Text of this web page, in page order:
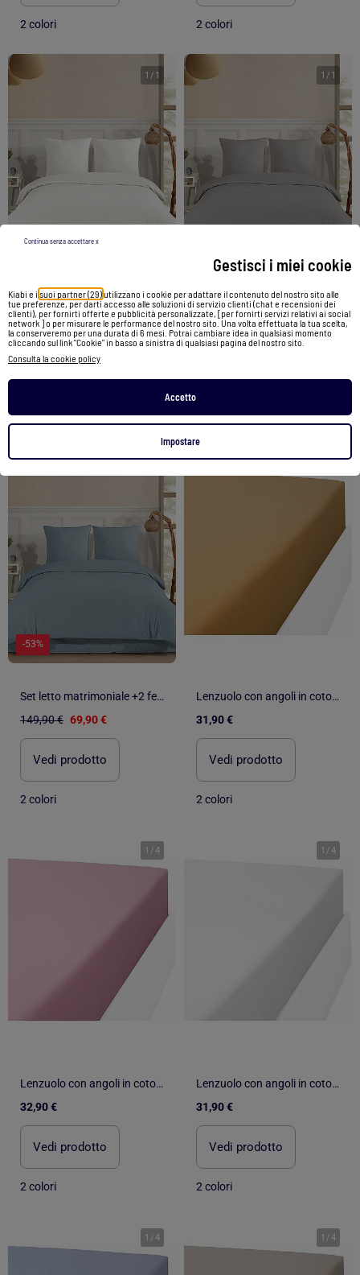
Gestisci i miei cookie
Kiabi e isuoi partner (29)utilizzano i cookie per adattare il contenuto del nostro sito alle
tue preferenze, per darti accesso alle soluzioni di servizio clienti (chat e recensioni dei
clienti), per fornirti offerte e pubblicità personalizzate, [per fornirti servizi relativi ai social
network ] o per misurare le performance del nostro sito. Una volta effettuata la tua scelta,
la conserveremo per una durata di 6 mesi. Potrai cambiare idea in qualsiasi momento
cliccando sul link "Cookie" in basso a sinistra di qualsiasi pagina del nostro sito.
Consulta la cookie policy
Accetto
Impostare
Continua senza accettare x
2 colori 2 colori
1 / 1
Set letto matrimoniale +2 federe 65x65 cm flanella di cotone
149,90 € 69,90 €
1 / 1
Set letto matrimoniale +2 federe 65x65 cm flanella di cotone
149,90 € 69,90 €
1/1
-53%
Set letto matrimoniale +2 federe 65x65 cm flanella di cotone
149,90 € 69,90 €
Vedi prodotto
2 colori
1/4
Lenzuolo con angoli in cotone 57 fili, flanella TOUDOUX
31,90 €
Vedi prodotto
2 colori
1 /4
Lenzuolo con angoli in cotone 57 fili, flanella TOUDOUX
32,90 €
Vedi prodotto
2 colori
1 /4
Lenzuolo con angoli in cotone 57 fili, flanella TOUDOUX
31,90 €
Vedi prodotto
2 colori
1 /4 1 /4